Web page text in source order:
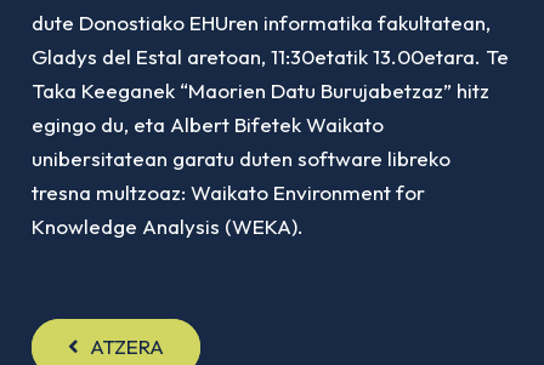
dute Donostiako EHUren informatika fakultatean,
Gladys del Estal aretoan, 11:30etatik 13.00etara. Te
Taka Keeganek “Maorien Datu Burujabetzaz” hitz
egingo du, eta Albert Bifetek Waikato
unibersitatean garatu duten software libreko
tresna multzoaz: Waikato Environment for
Knowledge Analysis (WEKA).
ATZERA